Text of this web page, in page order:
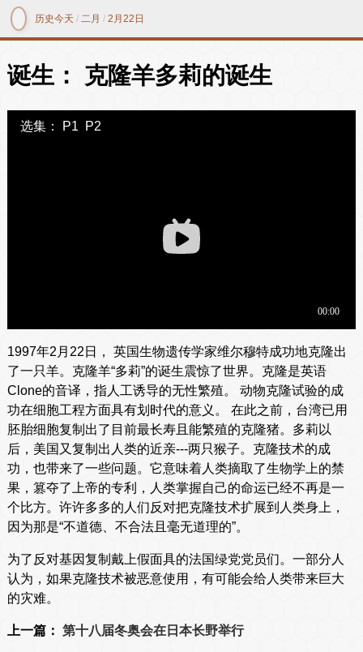
历史今天 /二月 /2月22日
诞生： 克隆羊多莉的诞生
选集： P1 P2
1997年2月22日， 英国生物遗传学家维尔穆特成功地克隆出
了一只羊。克隆羊“多莉”的诞生震惊了世界。克隆是英语
Clone的音译，指人工诱导的无性繁殖。 动物克隆试验的成
功在细胞工程方面具有划时代的意义。 在此之前，台湾已用
胚胎细胞复制出了目前最长寿且能繁殖的克隆猪。多莉以
后，美国又复制出人类的近亲---两只猴子。克隆技术的成
功，也带来了一些问题。它意味着人类摘取了生物学上的禁
果，篡夺了上帝的专利，人类掌握自己的命运已经不再是一
个比方。许许多多的人们反对把克隆技术扩展到人类身上，
因为那是“不道德、不合法且毫无道理的”。
为了反对基因复制戴上假面具的法国绿党党员们。一部分人
认为，如果克隆技术被恶意使用，有可能会给人类带来巨大
的灾难。
上一篇： 第十八届冬奥会在日本长野举行